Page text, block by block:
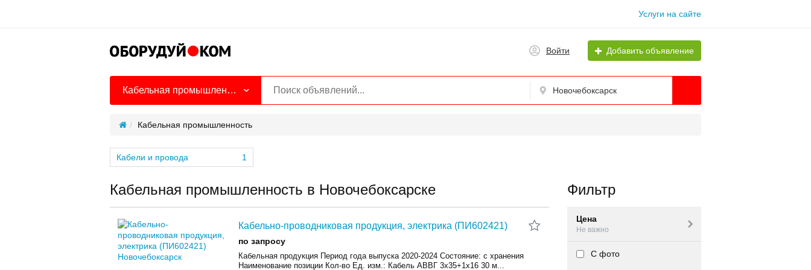
Услуги на сайте
Войти Добавить объявление
Кабельная промышленность Новочебоксарск
Кабельная промышленность
1
Кабели и провода
Кабельная промышленность в Новочебоксарске
Кабельно-проводниковая продукция, электрика (ПИ602421)
по запросу
Кабельная продукция Период года выпуска 2020-2024 Состояние: с хранения
Наименование позиции Кол-во Ед. изм.: Кабель АВВГ 3х35+1х16 30 м...
Фильтр
Цена
Не важно
С фото